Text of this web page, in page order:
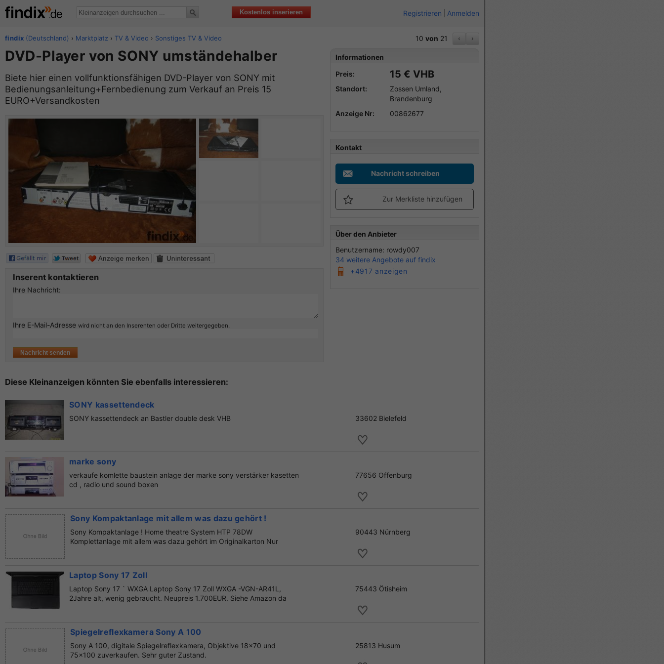
Kostenlos inserieren Registrieren Anmelden
findix (Deutschland) › Marktplatz › TV & Video › Sonstiges TV & Video 10 von 21 ‹ ›
DVD-Player von SONY umständehalber
Biete hier einen vollfunktionsfähigen DVD-Player von SONY mit
Bedienungsanleitung+Fernbedienung zum Verkauf an Preis 15
EURO+Versandkosten
Inserent kontaktieren
Ihre Nachricht:
Ihre E-Mail-Adresse wird nicht an den Inserenten oder Dritte weitergegeben.
Informationen
Preis:
15 € VHB
Standort:
Zossen Umland,
Brandenburg
Anzeige Nr:
00862677
Kontakt
Nachricht schreiben
Zur Merkliste hinzufügen
Über den Anbieter
Benutzername: rowdy007
34 weitere Angebote auf findix
+4917 anzeigen
Diese Kleinanzeigen könnten Sie ebenfalls interessieren:
SONY kassettendeck
SONY kassettendeck an Bastler double desk VHB 33602 Bielefeld
marke sony
verkaufe komlette baustein anlage der marke sony verstärker kasetten
cd , radio und sound boxen
77656 Offenburg
Sony Kompaktanlage mit allem was dazu gehört !
Sony Kompaktanlage ! Home theatre System HTP 78DW
Komplettanlage mit allem was dazu gehört im Originalkarton Nur
90443 Nürnberg
Laptop Sony 17 Zoll
Laptop Sony 17 ` WXGA Laptop Sony 17 Zoll WXGA -VGN-AR41L,
2Jahre alt, wenig gebraucht. Neupreis 1.700EUR. Siehe Amazon da
75443 Ötisheim
Spiegelreflexkamera Sony A 100
Sony A 100, digitale Spiegelreflexkamera, Objektive 18x70 und
75x100 zuverkaufen. Sehr guter Zustand.
25813 Husum